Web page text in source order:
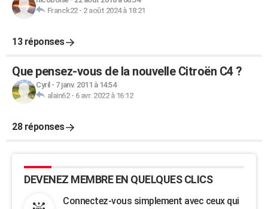
Franck22- 2 août 2024 à 18:21
13 réponses
Que pensez-vous de la nouvelle Citroën C4 ?
Cyril - 7 janv. 2011 à 14:54
alain62- 6 avr. 2022 à 16:12
28 réponses
DEVENEZ MEMBRE EN QUELQUES CLICS
Connectez-vous simplement avec ceux qui